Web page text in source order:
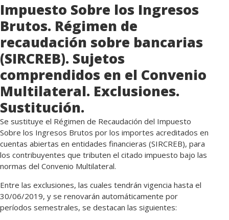
Impuesto Sobre los Ingresos
Brutos. Régimen de
recaudación sobre bancarias
(SIRCREB). Sujetos
comprendidos en el Convenio
Multilateral. Exclusiones.
Sustitución.
Se sustituye el Régimen de Recaudación del Impuesto
Sobre los Ingresos Brutos por los importes acreditados en
cuentas abiertas en entidades financieras (SIRCREB), para
los contribuyentes que tributen el citado impuesto bajo las
normas del Convenio Multilateral.
Entre las exclusiones, las cuales tendrán vigencia hasta el
30/06/2019, y se renovarán automáticamente por
períodos semestrales, se destacan las siguientes: